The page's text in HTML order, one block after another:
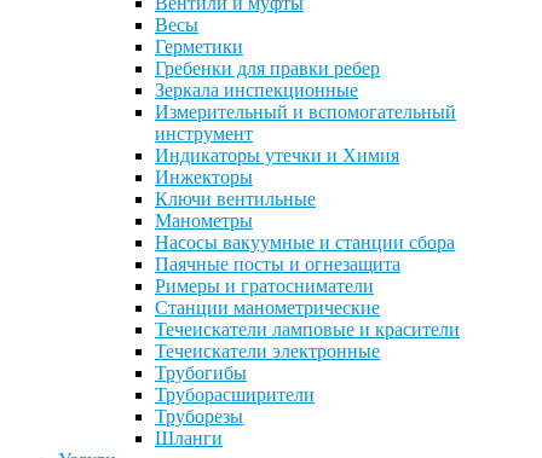
Весы
Герметики
Гребенки для правки ребер
Зеркала инспекционные
Измерительный и вспомогательный
инструмент
Индикаторы утечки и Химия
Инжекторы
Ключи вентильные
Манометры
Насосы вакуумные и станции сбора
Паячные посты и огнезащита
Римеры и гратосниматели
Станции манометрические
Течеискатели ламповые и красители
Течеискатели электронные
Трубогибы
Труборасширители
Труборезы
Шланги